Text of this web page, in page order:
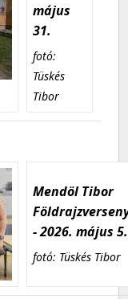
május
31.
fotó:
Tüskés
Tibor
Mendöl Tibor
- 2026. május 5.
fotó: Tüskés Tibor